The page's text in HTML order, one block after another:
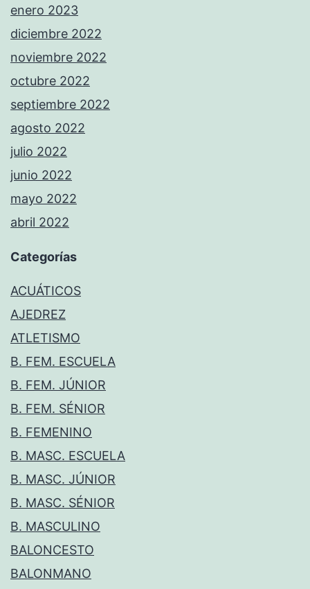
enero 2023
diciembre 2022
noviembre 2022
octubre 2022
septiembre 2022
agosto 2022
julio 2022
junio 2022
mayo 2022
abril 2022
Categorías
ACUÁTICOS
AJEDREZ
ATLETISMO
B. FEM. ESCUELA
B. FEM. JÚNIOR
B. FEM. SÉNIOR
B. FEMENINO
B. MASC. ESCUELA
B. MASC. JÚNIOR
B. MASC. SÉNIOR
B. MASCULINO
BALONCESTO
BALONMANO